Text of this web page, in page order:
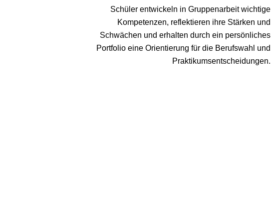
Schüler entwickeln in Gruppenarbeit wichtige
Kompetenzen, reflektieren ihre Stärken und
Schwächen und erhalten durch ein persönliches
Portfolio eine Orientierung für die Berufswahl und
Praktikumsentscheidungen.